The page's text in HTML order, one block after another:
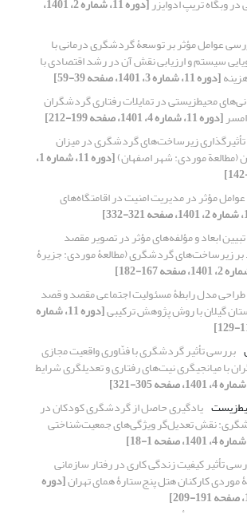
عوامل مؤثر بر توسعۀ گردشگری درمانی با
سیستم و ارزیابی نقش آن در رشد اقتصادی با
[دوره 11، شماره 3، 1401، صفحه 39-59]
محیط‏زیستی در تمایلات رفتاری گردشگران
[دوره 11، شماره 4، 1401، صفحه 199-212]
تأثیرگذاری زیرساخت‌های گردشگری در میزان
(مطالعة موردی: شهر اصفهان) [دوره 11، شماره 1،
عوامل مؤثر در مدیریت امنیت در اقامتگاه‌های
تبیین ابعاد و مؤلفه‌‏های مؤثر در تصویر مقصد
بر زیرساخت‌‏های گردشگری (مطالعۀ موردی: جزیرۀ
طراحی مدل رابطۀ مسئولیت اجتماعی مقصد و قصد
گیلان با روش پژوهش ترکیبی [دوره 11، شماره
بررسی تأثیر گردشگری با فنّاوری واقعیت مجازی
با میانجیگری نیت‌های رفتاری و تعدیلگری شرایط
یادگیری حاصل از گردشگری کودکان در
نقش تعدیل‌گر ویژگی‌های جمعیت‌شناختی
تأثیر کیفیت زندگی کاری در رفتار سازمانی
موردی کارکنان هتل پنج‌ستارۀ همای تهران[دوره